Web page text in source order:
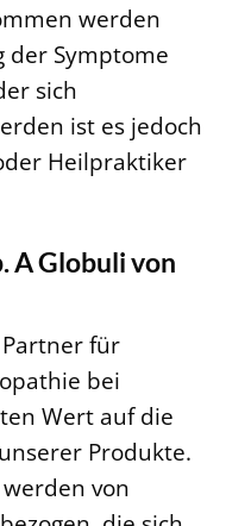
werden
der Symptome
sich
ist es jedoch
Heilpraktiker
A Globuli von
für
bei
Wert auf die
Produkte.
von